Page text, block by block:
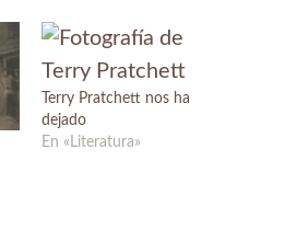
Terry Pratchett nos ha
dejado
En «Literatura»